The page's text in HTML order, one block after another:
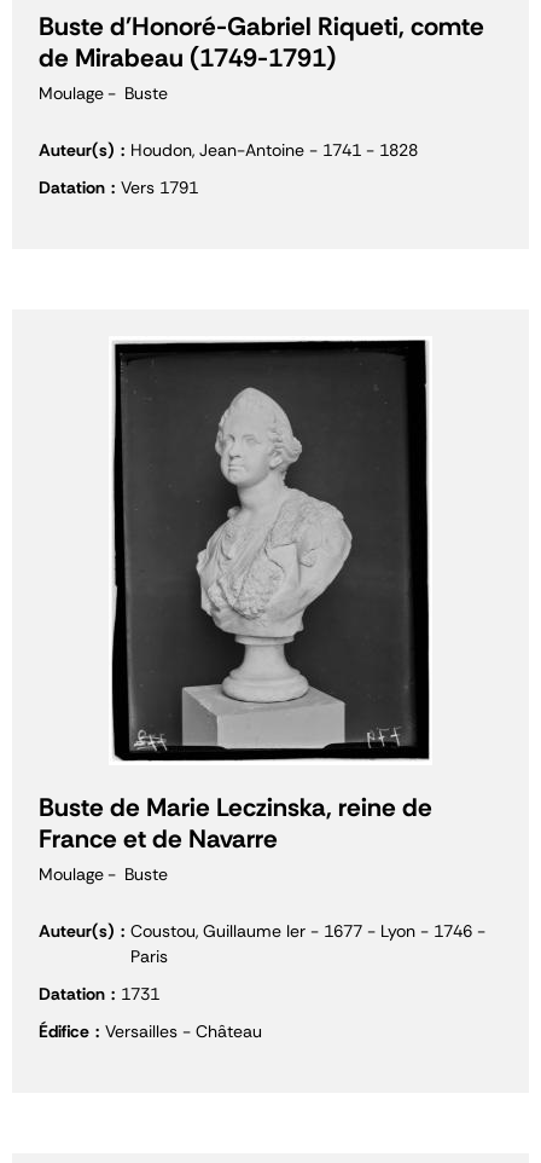
Buste d'Honoré-Gabriel Riqueti, comte
de Mirabeau (1749-1791)
Moulage Buste
Auteur(s)
Houdon, Jean-Antoine - 1741 - 1828
Datation
Vers 1791
Buste de Marie Leczinska, reine de
France et de Navarre
Moulage Buste
Auteur(s)
Coustou, Guillaume Ier - 1677 - Lyon - 1746 -
Paris
Datation
1731
Édifice
Versailles - Château